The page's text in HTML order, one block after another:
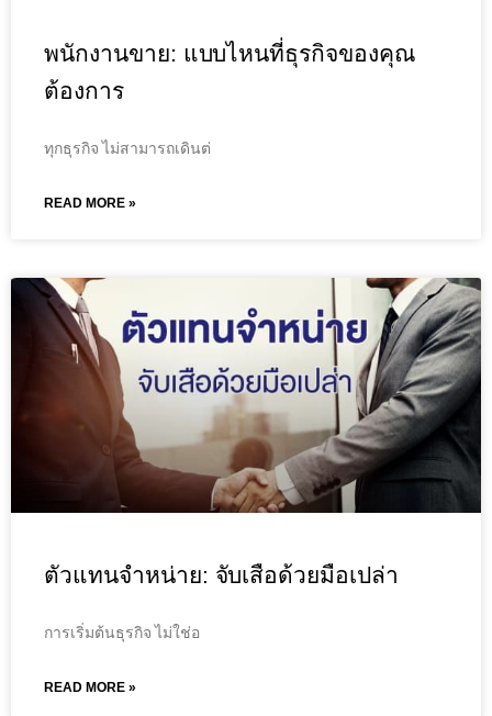
พนักงานขาย: แบบไหนที่ธุรกิจของคุณ
ต้องการ
ทุกธุรกิจ ไม่สามารถเดินต่
READ MORE »
ตัวแทนจำหน่าย: จับเสือด้วยมือเปล่า
การเริ่มต้นธุรกิจ ไม่ใช่อ
READ MORE »